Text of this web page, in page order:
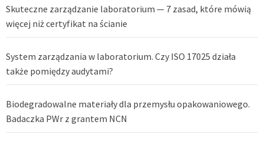
Skuteczne zarządzanie laboratorium — 7 zasad, które mówią
więcej niż certyfikat na ścianie
System zarządzania w laboratorium. Czy ISO 17025 działa
także pomiędzy audytami?
Biodegradowalne materiały dla przemysłu opakowaniowego.
Badaczka PWr z grantem NCN